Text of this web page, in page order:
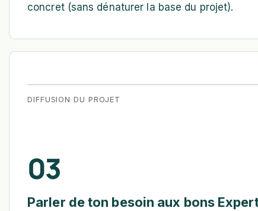
concret (sans dénaturer la base du projet).
DIFFUSION DU PROJET
03
Parler de ton besoin aux bons